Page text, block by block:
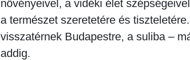
növényeivel, a vidéki élet
a természet szeretetére és
visszatérnek Budapestre, a suliba –
addig.